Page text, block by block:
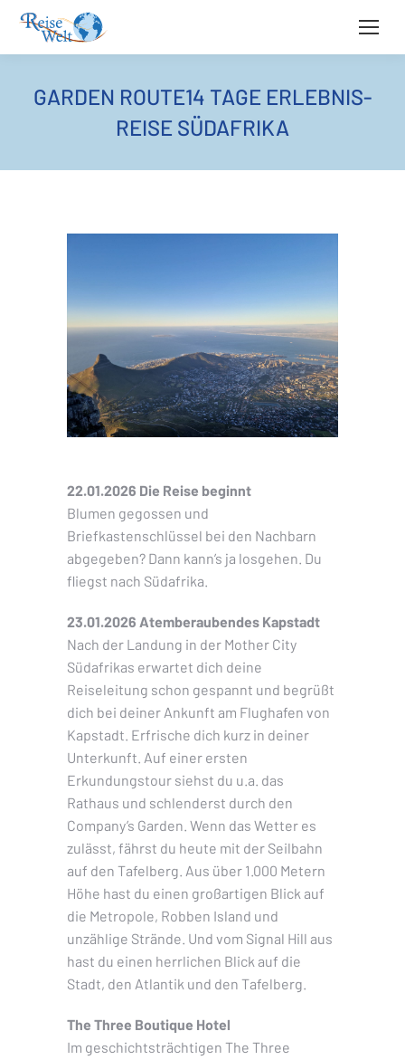
GARDEN ROUTE14 TAGE ERLEBNIS-
REISE SÜDAFRIKA
22.01.2026 Die Reise beginnt
Blumen gegossen und
Briefkastenschlüssel bei den Nachbarn
abgegeben? Dann kann’s ja losgehen. Du
fliegst nach Südafrika.
23.01.2026 Atemberaubendes Kapstadt
Nach der Landung in der Mother City
Südafrikas erwartet dich deine
Reiseleitung schon gespannt und begrüßt
dich bei deiner Ankunft am Flughafen von
Kapstadt. Erfrische dich kurz in deiner
Unterkunft. Auf einer ersten
Erkundungstour siehst du u.a. das
Rathaus und schlenderst durch den
Company’s Garden. Wenn das Wetter es
zulässt, fährst du heute mit der Seilbahn
auf den Tafelberg. Aus über 1.000 Metern
Höhe hast du einen großartigen Blick auf
die Metropole, Robben Island und
unzählige Strände. Und vom Signal Hill aus
hast du einen herrlichen Blick auf die
Stadt, den Atlantik und den Tafelberg.
The Three Boutique Hotel
Im geschichtsträchtigen The Three